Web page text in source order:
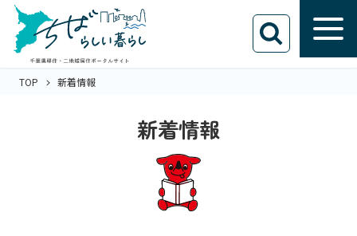
TOP 新着情報
新着情報